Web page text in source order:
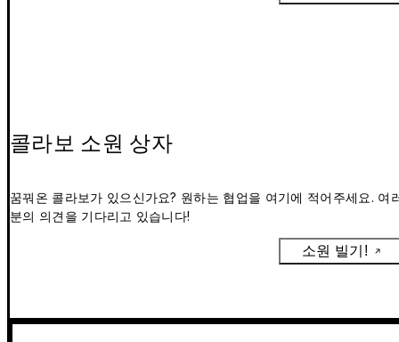
콜라보 소원 상자
꿈꿔온 콜라보가 있으신가요? 원하는 협업을 여기에 적어주세요. 여
분의 의견을 기다리고 있습니다!
소원 빌기!